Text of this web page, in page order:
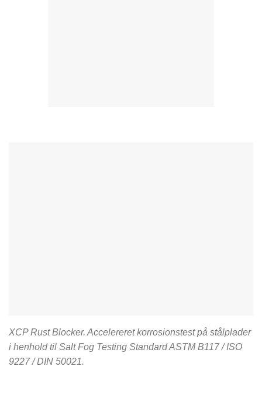
XCP Rust Blocker. Accelereret korrosionstest på stålplader
i henhold til Salt Fog Testing Standard ASTM B117 / ISO
9227 / DIN 50021.